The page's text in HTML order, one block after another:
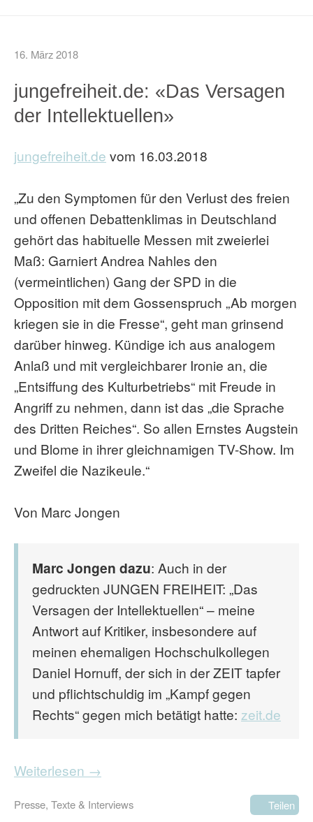
16. März 2018
jungefreiheit.de: «Das Versagen
der Intellektuellen»
jungefreiheit.de vom 16.03.2018
„Zu den Symptomen für den Verlust des freien
und offenen Debattenklimas in Deutschland
gehört das habituelle Messen mit zweierlei
Maß: Garniert Andrea Nahles den
(vermeintlichen) Gang der SPD in die
Opposition mit dem Gossenspruch „Ab morgen
kriegen sie in die Fresse“, geht man grinsend
darüber hinweg. Kündige ich aus analogem
Anlaß und mit vergleichbarer Ironie an, die
„Entsiffung des Kulturbetriebs“ mit Freude in
Angriff zu nehmen, dann ist das „die Sprache
des Dritten Reiches“. So allen Ernstes Augstein
und Blome in ihrer gleichnamigen TV-Show. Im
Zweifel die Nazikeule.“
Von Marc Jongen
Marc Jongen dazu: Auch in der
gedruckten JUNGEN FREIHEIT: „Das
Versagen der Intellektuellen“ – meine
Antwort auf Kritiker, insbesondere auf
meinen ehemaligen Hochschulkollegen
Daniel Hornuff, der sich in der ZEIT tapfer
und pflichtschuldig im „Kampf gegen
Rechts“ gegen mich betätigt hatte: zeit.de
Weiterlesen →
Presse, Texte & Interviews Teilen